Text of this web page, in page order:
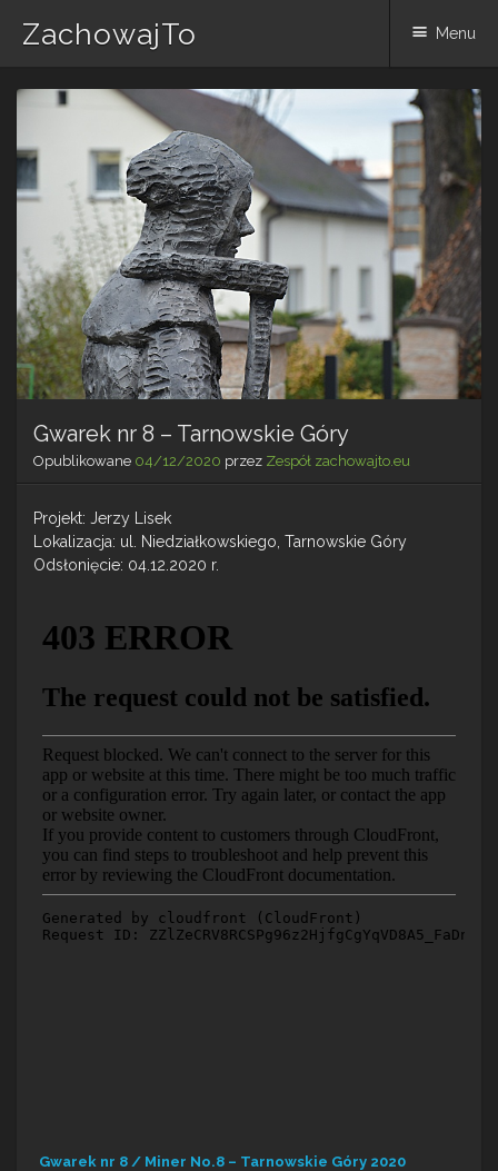
ZachowajTo Menu
Skip
content
Gwarek nr 8 – Tarnowskie Góry
Opublikowane 04/12/2020 przez Zespół zachowajto.eu
Projekt: Jerzy Lisek
Lokalizacja: ul. Niedziałkowskiego, Tarnowskie Góry
Odsłonięcie: 04.12.2020 r.
Gwarek nr 8 / Miner No.8 – Tarnowskie Góry 2020